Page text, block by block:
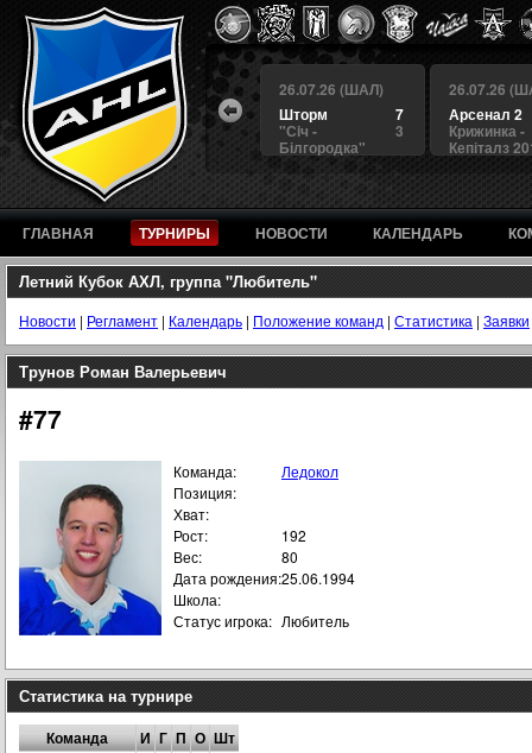
4
4
26.07.26 (ШАЛ)
3
БЕРКУТ
1
Альянс
26.07.26 (ШАЛ)
7
Шторм
3
"Сiч -
Білгородка"
26.07.26
Арсенал 2
Крижинка -
Кепіталз
ГЛАВНАЯ ТУРНИРЫ НОВОСТИ КАЛЕНДАРЬ
Летний Кубок АХЛ, группа "Любитель"
Новости | Регламент | Календарь | Положение команд | Статистика | Заявки
Трунов Роман Валерьевич
#77
Команда:
Ледокол
Позиция:
Хват:
Рост:
192
Вес:
80
Дата рождения:25.06.1994
Школа:
Статус игрока: Любитель
Статистика на турнире
Команда И Г П О Шт